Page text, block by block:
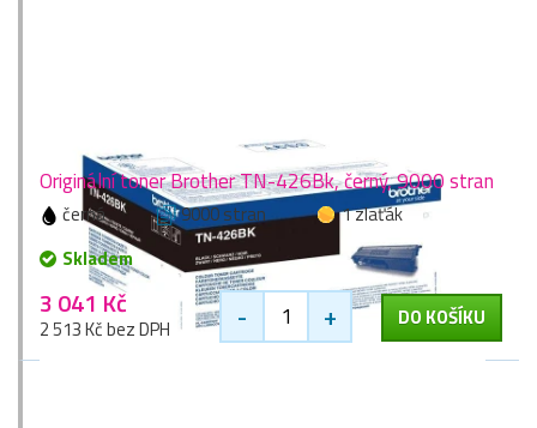
Originální toner Brother TN-426Bk, černý, 9000 stran
černá 9000 stran
1 zlaťák
Skladem
3 041 Kč
2 513 Kč bez DPH - + DO KOŠÍKU